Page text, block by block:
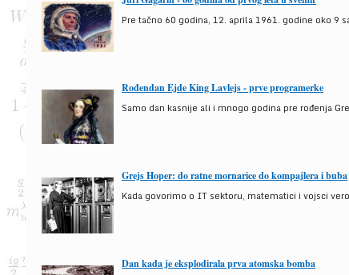
Pre tačno 60 godina, 12. aprila 1961. godine oko 9
Rođendan Ejde King Lavlejs - prve programerke
Samo dan kasnije ali i mnogo godina pre rođenja
Grejs Hoper: do ratne mornarice do kompajlera i buba
Kada govorimo o IT sektoru, matematici i vojsci
Dan kada je eksplodirala prva atomska bomba